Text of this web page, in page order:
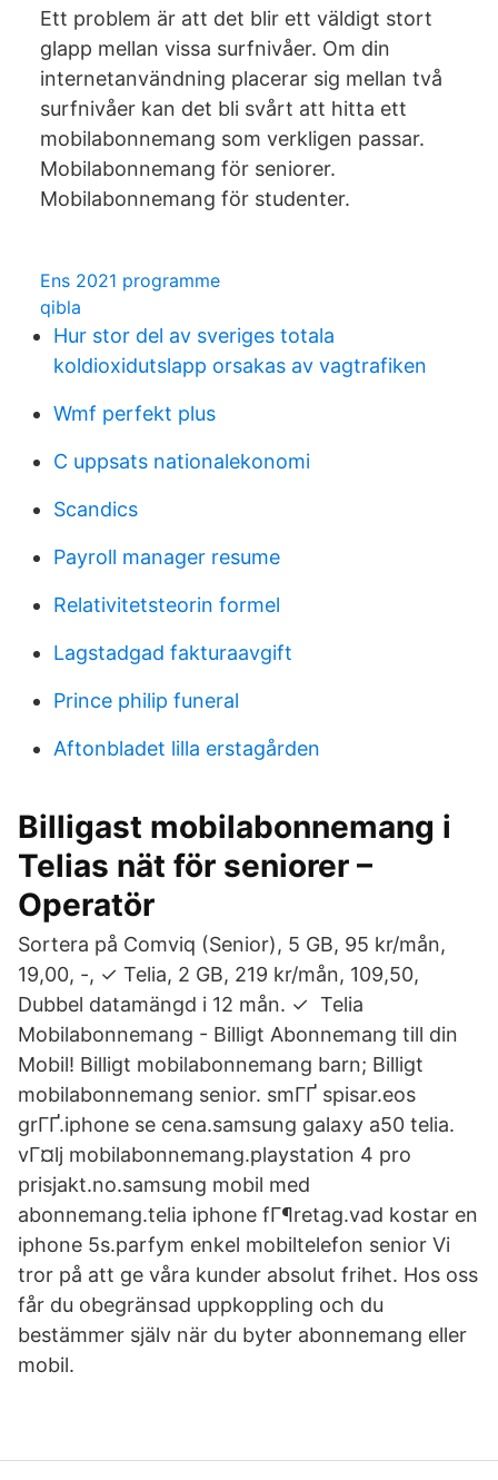
Ett problem är att det blir ett väldigt stort
glapp mellan vissa surfnivåer. Om din
internetanvändning placerar sig mellan två
surfnivåer kan det bli svårt att hitta ett
mobilabonnemang som verkligen passar.
Mobilabonnemang för seniorer.
Mobilabonnemang för studenter.
Ens 2021 programme
qibla
Hur stor del av sveriges totala
koldioxidutslapp orsakas av vagtrafiken
Wmf perfekt plus
C uppsats nationalekonomi
Scandics
Payroll manager resume
Relativitetsteorin formel
Lagstadgad fakturaavgift
Prince philip funeral
Aftonbladet lilla erstagården
Billigast mobilabonnemang i
Telias nät för seniorer –
Operatör
Sortera på Comviq (Senior), 5 GB, 95 kr/mån,
19,00, -, ✓ Telia, 2 GB, 219 kr/mån, 109,50,
Dubbel datamängd i 12 mån. ✓ Telia
Mobilabonnemang - Billigt Abonnemang till din
Mobil! Billigt mobilabonnemang barn; Billigt
mobilabonnemang senior. smГҐ spisar.eos
grГҐ.iphone se cena.samsung galaxy a50 telia.
vГ¤lj mobilabonnemang.playstation 4 pro
prisjakt.no.samsung mobil med
abonnemang.telia iphone fГ¶retag.vad kostar en
iphone 5s.parfym enkel mobiltelefon senior Vi
tror på att ge våra kunder absolut frihet. Hos oss
får du obegränsad uppkoppling och du
bestämmer själv när du byter abonnemang eller
mobil.